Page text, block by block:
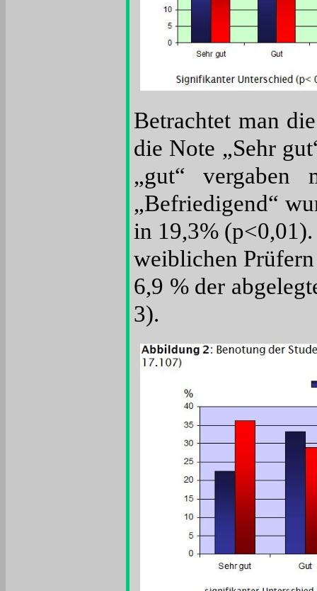
Betrachtet man
die Note „Sehr
„gut“
„Befriedigend“
in 19,3%
weiblichen
6,9 % der
3).